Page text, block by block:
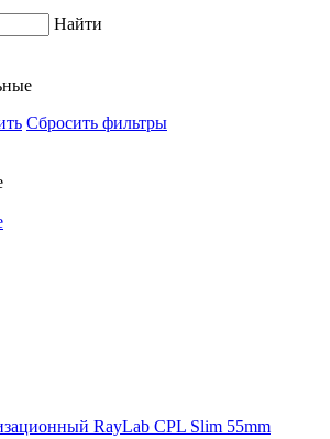
Найти
Сбросить фильтры
RayLab CPL Slim 55mm